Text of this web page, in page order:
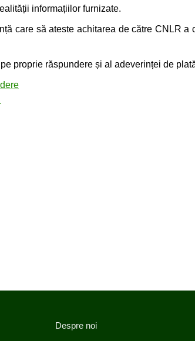
informațiilor furnizate.
care să ateste achitarea de către CNLR
proprie răspundere și al adeverinței de
Despre noi